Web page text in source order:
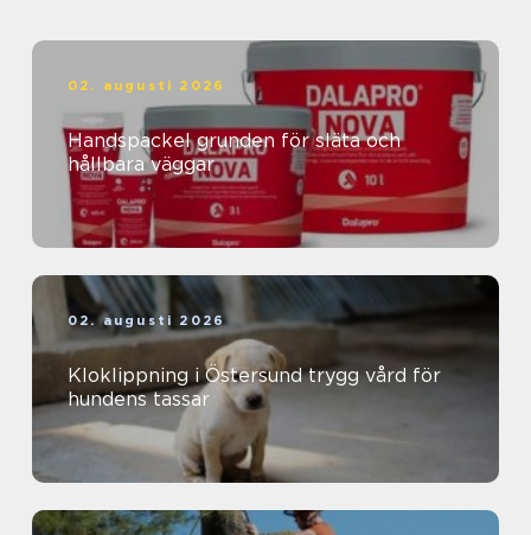
02. augusti 2026
Handspackel grunden för släta och
hållbara väggar
02. augusti 2026
Kloklippning i Östersund trygg vård för
hundens tassar